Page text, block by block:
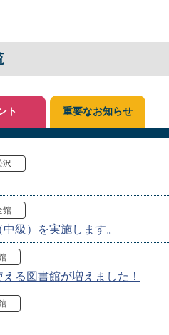
沢
館
級）を実施します。
る図書館が増えました！
ト 重要なお知らせ